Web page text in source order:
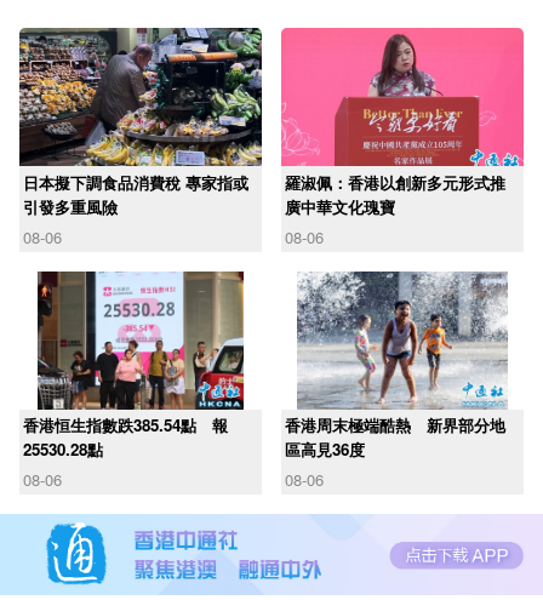
日本擬下調食品消費稅 專家指或
引發多重風險
08-06
羅淑佩：香港以創新多元形式推
廣中華文化瑰寶
08-06
香港恒生指數跌385.54點 報
25530.28點
08-06
香港周末極端酷熱 新界部分地
區高見36度
08-06